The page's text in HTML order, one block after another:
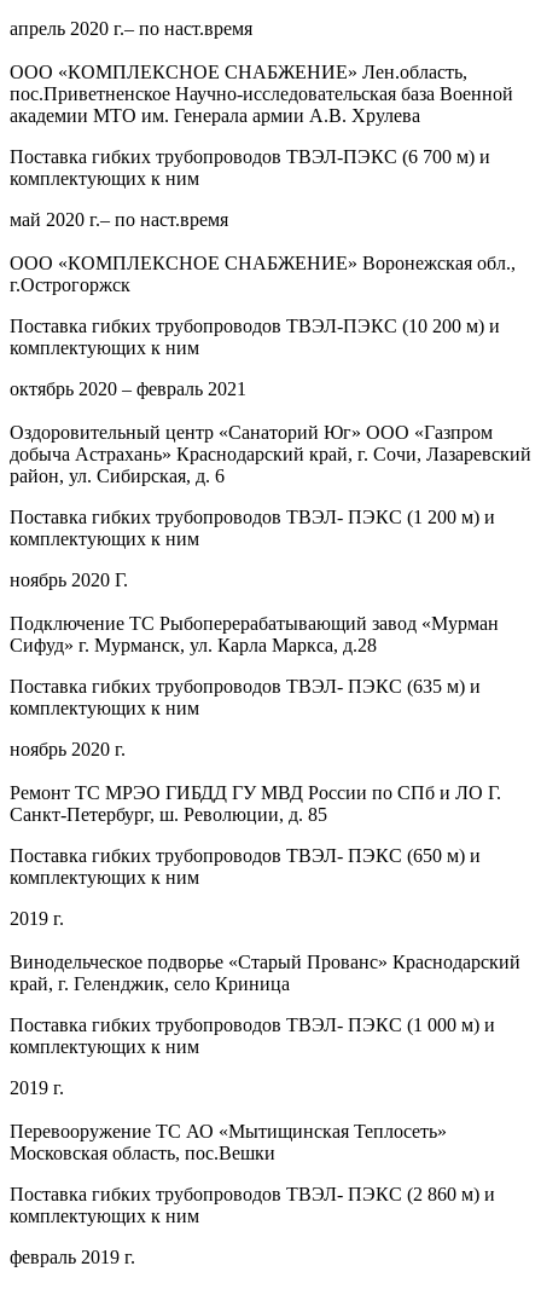
апрель 2020 г.– по наст.время
ООО «КОМПЛЕКСНОЕ СНАБЖЕНИЕ» Лен.область,
пос.Приветненское Научно-исследовательская база Военной
академии МТО им. Генерала армии А.В. Хрулева
Поставка гибких трубопроводов ТВЭЛ-ПЭКС (6 700 м) и
комплектующих к ним
май 2020 г.– по наст.время
ООО «КОМПЛЕКСНОЕ СНАБЖЕНИЕ» Воронежская обл.,
г.Острогоржск
Поставка гибких трубопроводов ТВЭЛ-ПЭКС (10 200 м) и
комплектующих к ним
октябрь 2020 – февраль 2021
Оздоровительный центр «Санаторий Юг» ООО «Газпром
добыча Астрахань» Краснодарский край, г. Сочи, Лазаревский
район, ул. Сибирская, д. 6
Поставка гибких трубопроводов ТВЭЛ- ПЭКС (1 200 м) и
комплектующих к ним
ноябрь 2020 Г.
Подключение ТС Рыбоперерабатывающий завод «Мурман
Сифуд» г. Мурманск, ул. Карла Маркса, д.28
Поставка гибких трубопроводов ТВЭЛ- ПЭКС (635 м) и
комплектующих к ним
ноябрь 2020 г.
Ремонт ТС МРЭО ГИБДД ГУ МВД России по СПб и ЛО Г.
Санкт-Петербург, ш. Революции, д. 85
Поставка гибких трубопроводов ТВЭЛ- ПЭКС (650 м) и
комплектующих к ним
2019 г.
Винодельческое подворье «Старый Прованс» Краснодарский
край, г. Геленджик, село Криница
Поставка гибких трубопроводов ТВЭЛ- ПЭКС (1 000 м) и
комплектующих к ним
2019 г.
Перевооружение ТС АО «Мытищинская Теплосеть»
Московская область, пос.Вешки
Поставка гибких трубопроводов ТВЭЛ- ПЭКС (2 860 м) и
комплектующих к ним
февраль 2019 г.